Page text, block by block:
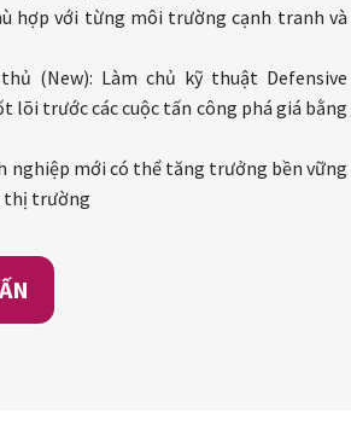
hợp với từng môi trường cạnh tranh và
(New): Làm chủ kỹ thuật Defensive
lõi trước các cuộc tấn công phá giá bằng
nghiệp mới có thể tăng trưởng bền vững
thị trường